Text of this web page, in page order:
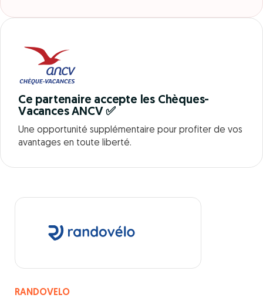
Ce partenaire accepte les Chèques-
Vacances ANCV ✅
Une opportunité supplémentaire pour profiter de vos
avantages en toute liberté.
RANDOVELO